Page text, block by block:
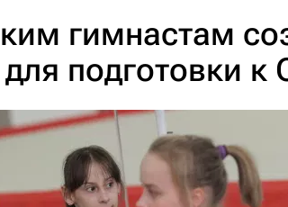
гимнастам
подготовки к